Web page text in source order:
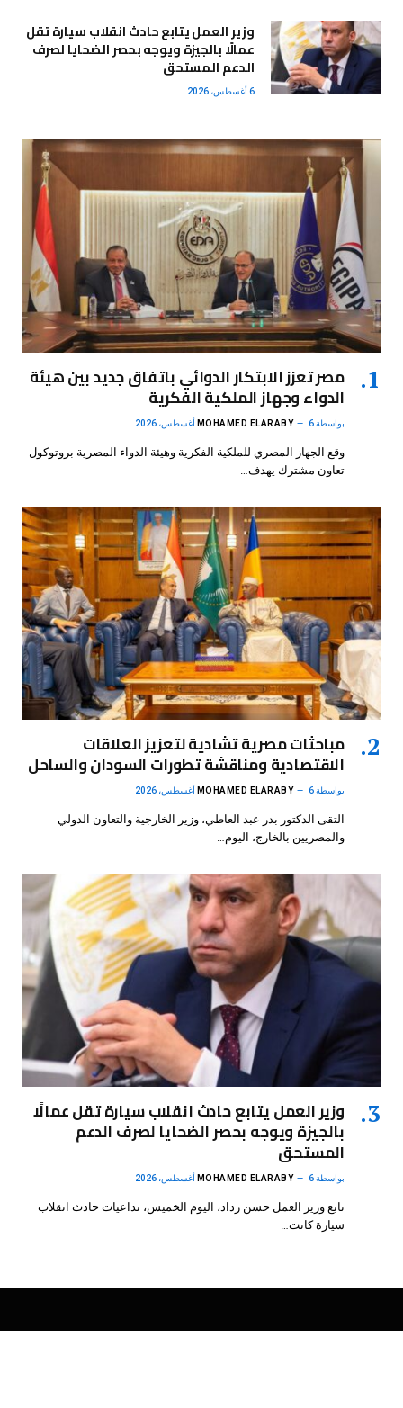
وزير العمل يتابع حادث انقلاب سيارة تقل
عمالًا بالجيزة ويوجه بحصر الضحايا لصرف
الدعم المستحق
6 أغسطس، 2026
مصر تعزز الابتكار الدوائي باتفاق جديد بين هيئة
الدواء وجهاز الملكية الفكرية
بواسطة MOHAMED ELARABY 6 أغسطس، 2026
وقع الجهاز المصري للملكية الفكرية وهيئة الدواء المصرية بروتوكول
تعاون مشترك يهدف…
مباحثات مصرية تشادية لتعزيز العلاقات
الاقتصادية ومناقشة تطورات السودان والساحل
بواسطة MOHAMED ELARABY 6 أغسطس، 2026
التقى الدكتور بدر عبد العاطي، وزير الخارجية والتعاون الدولي
والمصريين بالخارج، اليوم…
وزير العمل يتابع حادث انقلاب سيارة تقل عمالًا
بالجيزة ويوجه بحصر الضحايا لصرف الدعم
المستحق
بواسطة MOHAMED ELARABY 6 أغسطس، 2026
تابع وزير العمل حسن رداد، اليوم الخميس، تداعيات حادث انقلاب
سيارة كانت…